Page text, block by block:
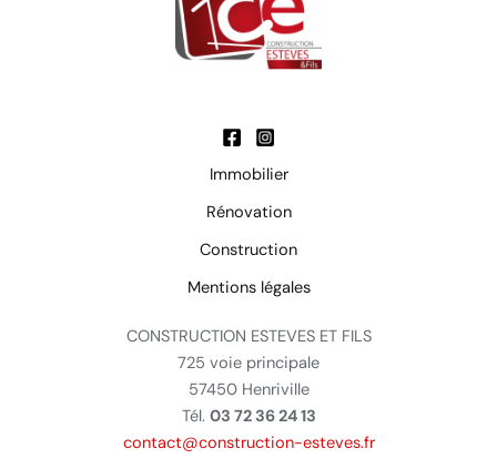
Immobilier
Rénovation
Construction
Mentions légales
CONSTRUCTION ESTEVES ET FILS
725 voie principale
57450 Henriville
Tél. 03 72 36 24 13
contact@construction-esteves.fr